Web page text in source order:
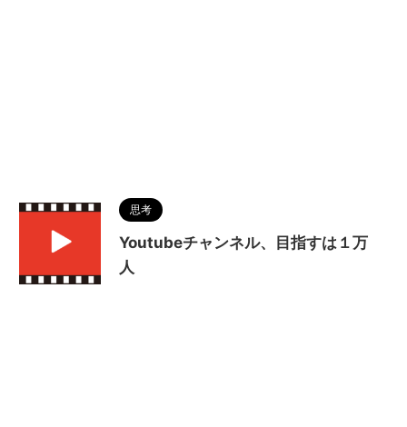
思考
Youtubeチャンネル、目指すは１万
人